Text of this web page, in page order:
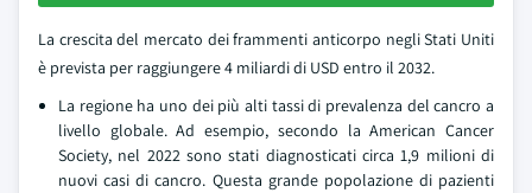
La crescita del mercato dei frammenti anticorpo negli Stati Uniti
è prevista per raggiungere 4 miliardi di USD entro il 2032.
La regione ha uno dei più alti tassi di prevalenza del cancro a
livello globale. Ad esempio, secondo la American Cancer
Society, nel 2022 sono stati diagnosticati circa 1,9 milioni di
nuovi casi di cancro. Questa grande popolazione di pazienti